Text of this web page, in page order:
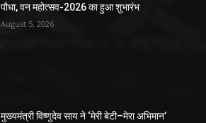
पौधा, वन महोत्सव-2026 का हुआ शुभारंभ
August 5, 2026
मुख्यमंत्री विष्णुदेव साय ने ‘मेरी बेटी–मेरा अभिमान’